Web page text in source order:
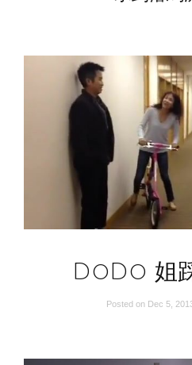
DoDo 姐
Posted on Dec 5,